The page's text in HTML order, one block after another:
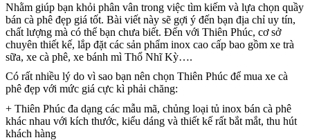
Nhằm giúp bạn khỏi phân vân trong việc tìm kiếm và lựa chọn quầy
bán cà phê đẹp giá tốt. Bài viết này sẽ gợi ý đến bạn địa chỉ uy tín,
chất lượng mà có thể bạn chưa biết. Đến với Thiên Phúc, cơ sở
chuyên thiết kế, lắp đặt các sản phẩm inox cao cấp bao gồm xe trà
sữa, xe cà phê, xe bánh mì Thổ Nhĩ Kỳ….
Có rất nhiều lý do vì sao bạn nên chọn Thiên Phúc để mua xe cà
phê đẹp với mức giá cực kì phải chăng:
+ Thiên Phúc đa dạng các mẫu mã, chủng loại tủ inox bán cà phê
khác nhau với kích thước, kiểu dáng và thiết kế rất bắt mắt, thu hút
khách hàng